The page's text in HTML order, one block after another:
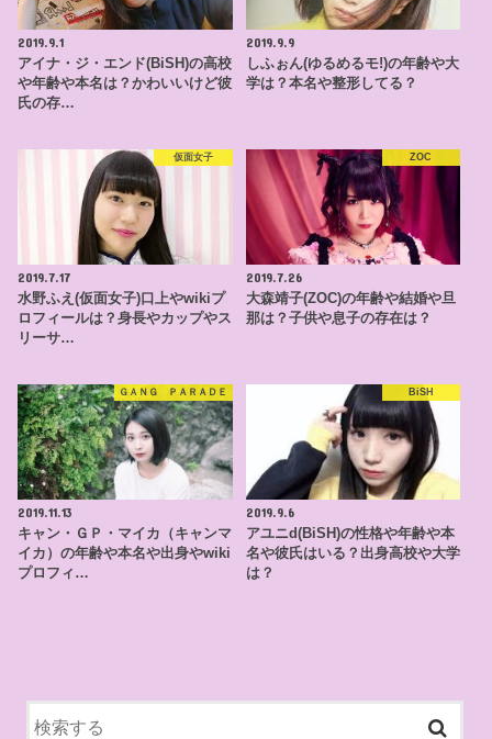
2019.9.1
アイナ・ジ・エンド(BiSH)の高校
や年齢や本名は？かわいいけど彼
氏の存…
2019.9.9
しふぉん(ゆるめるモ!)の年齢や大
学は？本名や整形してる？
仮面女子
2019.7.17
水野ふえ(仮面女子)口上やwikiプ
ロフィールは？身長やカップやス
リーサ…
ZOC
2019.7.26
大森靖子(ZOC)の年齢や結婚や旦
那は？子供や息子の存在は？
ＧＡＮＧ ＰＡＲＡＤＥ
2019.11.13
キャン・ＧＰ・マイカ（キャンマ
イカ）の年齢や本名や出身やwiki
プロフィ…
BiSH
2019.9.6
アユニd(BiSH)の性格や年齢や本
名や彼氏はいる？出身高校や大学
は？